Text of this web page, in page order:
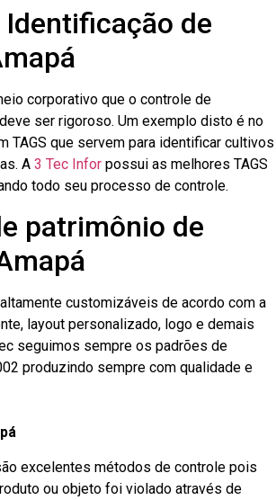
Identificação de
corporativo que o controle de
ser rigoroso. Um exemplo disto é no
TAGS que servem para identificar cultivos
A 3 Tec Infor possui as melhores TAGS
todo seu processo de controle.
patrimônio de
customizáveis de acordo com a
layout personalizado, logo e demais
seguimos sempre os padrões de
produzindo sempre com qualidade e
excelentes métodos de controle pois
ou objeto foi violado através de